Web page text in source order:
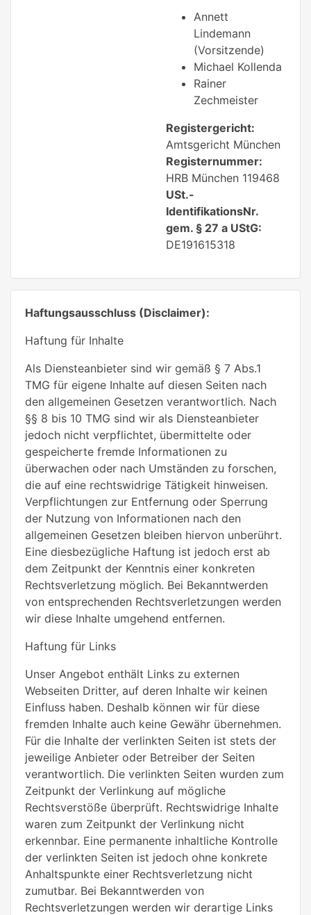
Annett
Lindemann
(Vorsitzende)
Michael Kollenda
Rainer
Zechmeister
Registergericht:
Amtsgericht München
Registernummer:
HRB München 119468
USt.-
IdentifikationsNr.
gem. § 27 a UStG:
DE191615318
Haftungsausschluss (Disclaimer):
Haftung für Inhalte
Als Diensteanbieter sind wir gemäß § 7 Abs.1
TMG für eigene Inhalte auf diesen Seiten nach
den allgemeinen Gesetzen verantwortlich. Nach
§§ 8 bis 10 TMG sind wir als Diensteanbieter
jedoch nicht verpflichtet, übermittelte oder
gespeicherte fremde Informationen zu
überwachen oder nach Umständen zu forschen,
die auf eine rechtswidrige Tätigkeit hinweisen.
Verpflichtungen zur Entfernung oder Sperrung
der Nutzung von Informationen nach den
allgemeinen Gesetzen bleiben hiervon unberührt.
Eine diesbezügliche Haftung ist jedoch erst ab
dem Zeitpunkt der Kenntnis einer konkreten
Rechtsverletzung möglich. Bei Bekanntwerden
von entsprechenden Rechtsverletzungen werden
wir diese Inhalte umgehend entfernen.
Haftung für Links
Unser Angebot enthält Links zu externen
Webseiten Dritter, auf deren Inhalte wir keinen
Einfluss haben. Deshalb können wir für diese
fremden Inhalte auch keine Gewähr übernehmen.
Für die Inhalte der verlinkten Seiten ist stets der
jeweilige Anbieter oder Betreiber der Seiten
verantwortlich. Die verlinkten Seiten wurden zum
Zeitpunkt der Verlinkung auf mögliche
Rechtsverstöße überprüft. Rechtswidrige Inhalte
waren zum Zeitpunkt der Verlinkung nicht
erkennbar. Eine permanente inhaltliche Kontrolle
der verlinkten Seiten ist jedoch ohne konkrete
Anhaltspunkte einer Rechtsverletzung nicht
zumutbar. Bei Bekanntwerden von
Rechtsverletzungen werden wir derartige Links